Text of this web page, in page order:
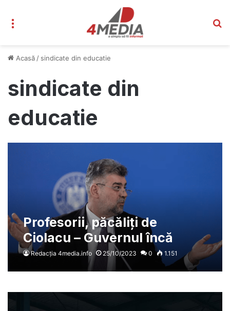
Acasă / sindicate din educatie
sindicate din
educatie
Profesorii, păcăliți de
Ciolacu – Guvernul încă
caută bani pentru creșterea
salariilor de la 1 ianuarie
Redacția 4media.info 25/10/2023 0 1.151